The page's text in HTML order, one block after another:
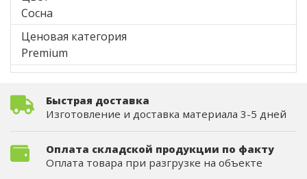
Сосна
Ценовая категория
Premium
Быстрая доставка
Изготовление и доставка материала 3-5 дней
Оплата складской продукции по факту
Оплата товара при разгрузке на объекте